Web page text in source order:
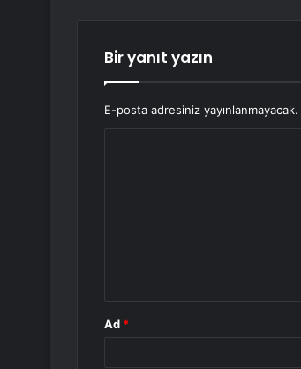
Bir yanıt yazın
E-posta adresiniz yayınlanmayacak.
Ad *